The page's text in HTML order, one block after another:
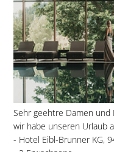
Sehr geehtre Damen und
wir habe unseren Urlaub
- Hotel Eibl-Brunner KG,